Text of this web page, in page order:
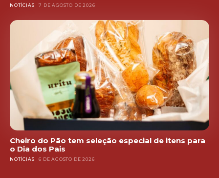
NOTÍCIAS 7 DE AGOSTO DE 2026
Cheiro do Pão tem seleção especial de itens para
o Dia dos Pais
NOTÍCIAS 6 DE AGOSTO DE 2026